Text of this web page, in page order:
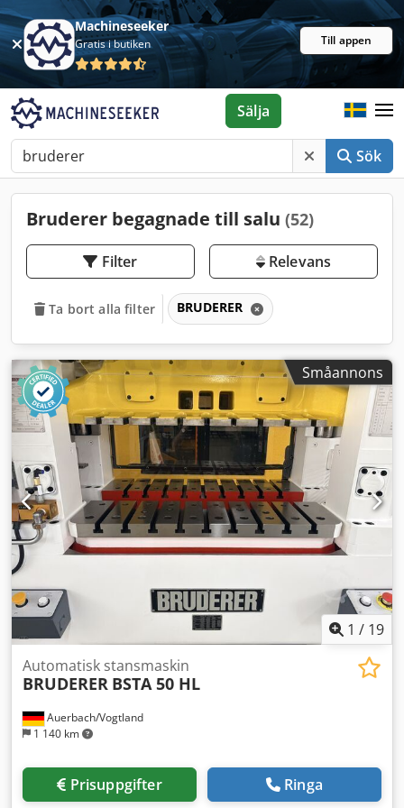
Machineseeker
Gratis i butiken Till appen
Sök
Sälja
Bruderer begagnade till salu (52)
Filter Relevans
Ta bort alla filter BRUDERER
Småannons
1 / 19
Auerbach/Vogtland
1 140 km
Automatisk stansmaskin
BRUDERER BSTA 50 HL
Prisuppgifter Ringa